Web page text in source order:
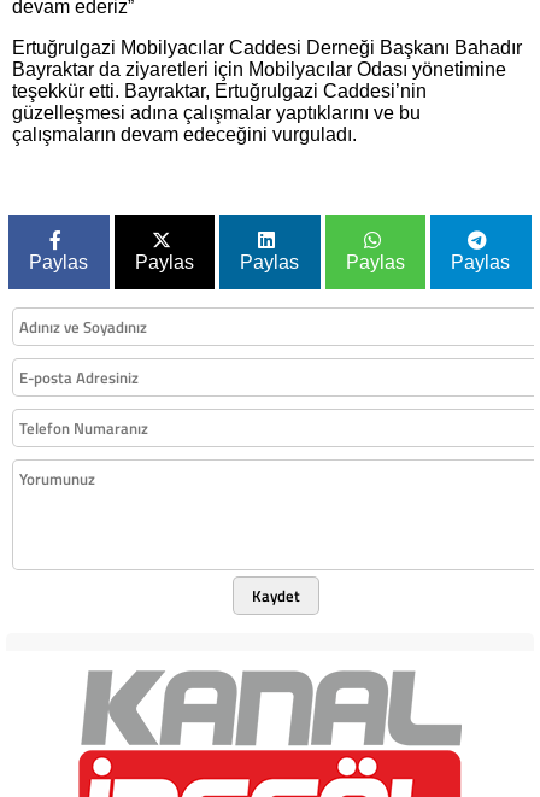
devam ederiz”
Ertuğrulgazi Mobilyacılar Caddesi Derneği Başkanı Bahadır
Bayraktar da ziyaretleri için Mobilyacılar Odası yönetimine
teşekkür etti. Bayraktar, Ertuğrulgazi Caddesi’nin
güzelleşmesi adına çalışmalar yaptıklarını ve bu
çalışmaların devam edeceğini vurguladı.
Paylas Paylas Paylas Paylas Paylas
Kaydet